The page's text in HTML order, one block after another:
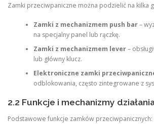
Zamki przeciwpaniczne można podzielić na kilka
Zamki z mechanizmem push bar–
na specjalny panel lub rączkę.
Zamki z mechanizmem lever–
lub główny klucz.
Elektroniczne zamki
odblokowania, często zintegrowane z
2.2 Funkcje i mechanizmy
Podstawowe funkcje zamków przeciwpanicznych: